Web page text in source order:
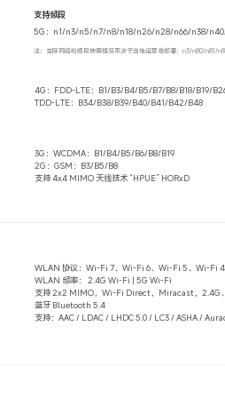
5G：n1/n3/n5/n7/n8/n18/n26/n28/n66/n38/
4G：FDD-LTE：B1/B3/B4/B5/B7/B8/B18/B19/
TDD-LTE：B34/B38/B39/B40/B41/B42/B48
3G：WCDMA：B1/B4/B5/B6/B8/B19
2G：GSM：B3/B5/B8
支持 4x4 MIMO 天线技术 “HPUE” HORxD
注：实际网络和频段使用情况取决于当地运营商部署；n3/n80/n81/
支持频段
WLAN 协议：Wi-Fi 7、Wi-Fi 6、Wi-Fi 5、Wi-Fi 4
WLAN 频率： 2.4G Wi-Fi | 5G Wi-Fi
支持 2x2 MIMO，Wi-Fi Direct，Miracast，2.4G
蓝牙 Bluetooth 5.4
支持：AAC / LDAC / LHDC 5.0 / LC3 / ASHA /